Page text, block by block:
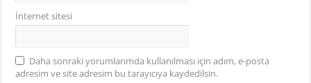
İnternet sitesi
Daha sonraki yorumlarımda kullanılması için adım, e-posta
adresim ve site adresim bu tarayıcıya kaydedilsin.